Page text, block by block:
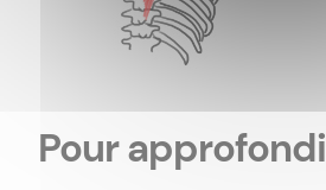
Pour